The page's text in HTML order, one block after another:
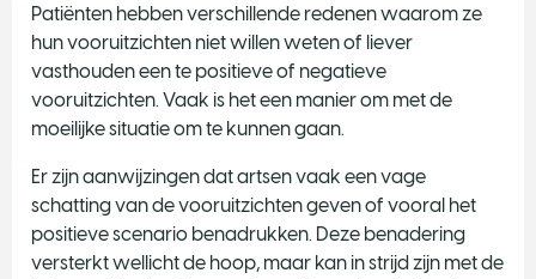
Patiënten hebben verschillende redenen waarom ze
hun vooruitzichten niet willen weten of liever
vasthouden een te positieve of negatieve
vooruitzichten. Vaak is het een manier om met de
moeilijke situatie om te kunnen gaan.
Er zijn aanwijzingen dat artsen vaak een vage
schatting van de vooruitzichten geven of vooral het
positieve scenario benadrukken. Deze benadering
versterkt wellicht de hoop, maar kan in strijd zijn met de